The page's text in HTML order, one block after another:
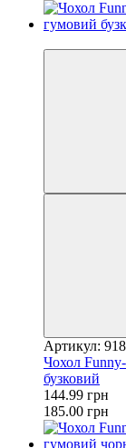
Артикул:
Чохол
бузковий
144.99 грн
185.00 грн